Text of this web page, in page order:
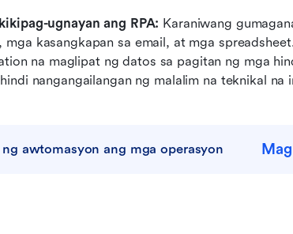
ugnayan ang RPA: Karaniwang
kasangkapan sa email, at mga
na maglipat ng datos sa pagitan ng mga
nangangailangan ng malalim na teknikal na
awtomasyon ang mga operasyon